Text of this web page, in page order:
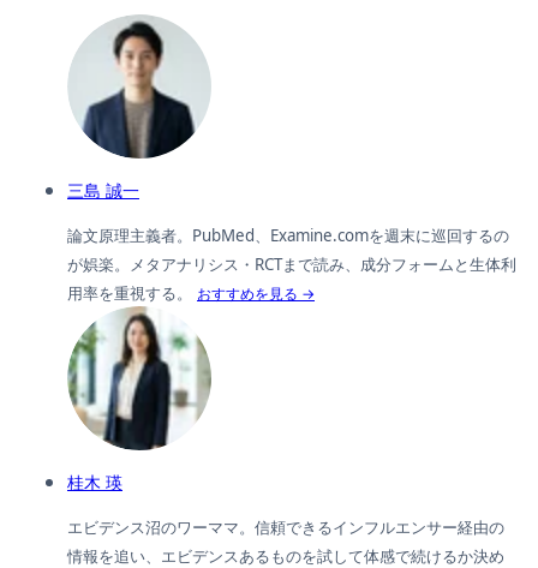
三島 誠一
論文原理主義者。PubMed、Examine.comを週末に巡回するの
が娯楽。メタアナリシス・RCTまで読み、成分フォームと生体利
用率を重視する。
おすすめを見る →
桂木 瑛
エビデンス沼のワーママ。信頼できるインフルエンサー経由の
情報を追い、エビデンスあるものを試して体感で続けるか決め